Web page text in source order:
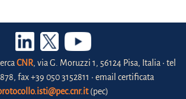
CNR, via G. Moruzzi 1, 56124 Pisa, Italia • tel
fax +39 050 3152811 • email certificata
(pec)